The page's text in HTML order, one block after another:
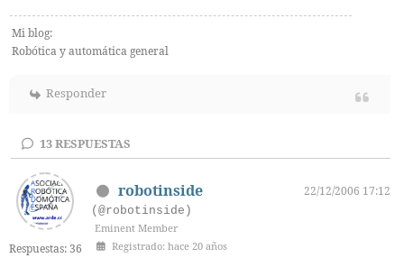
Mi blog:
Robótica y automática general
Responder
13RESPUESTAS
Respuestas: 36
robotinside
22/12/2006 17:12
(@robotinside)
Eminent Member
Registrado: hace 20 años